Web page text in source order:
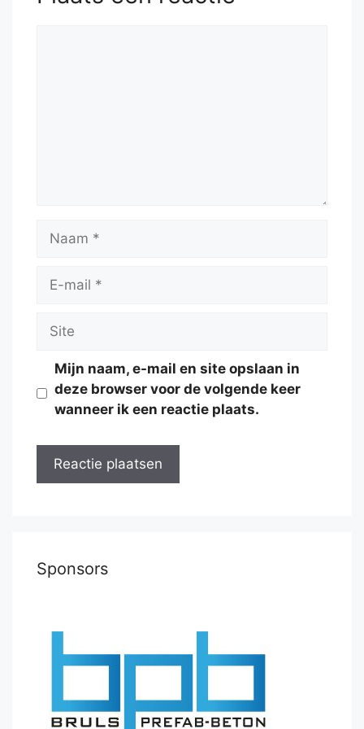
Naam
Site
Mijn naam, e-mail en site opslaan in
deze browser voor de volgende keer
wanneer ik een reactie plaats.
Sponsors